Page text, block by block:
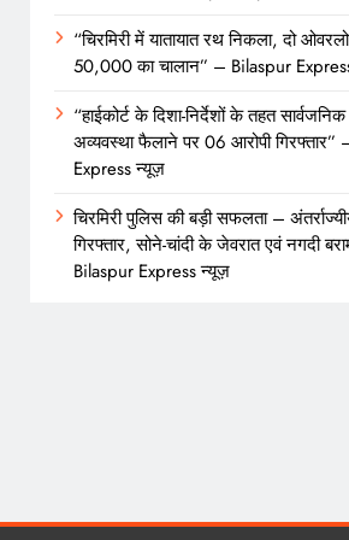
“चिरमिरी में यातायात रथ निकला, दो
50,000 का चालान” – Bilaspur
“हाईकोर्ट के दिशा-निर्देशों के तहत
अव्यवस्था फैलाने पर 06 आरोपी
Express न्यूज़
चिरमिरी पुलिस की बड़ी सफलता –
गिरफ्तार, सोने-चांदी के जेवरात एवं नगदी
Bilaspur Express न्यूज़